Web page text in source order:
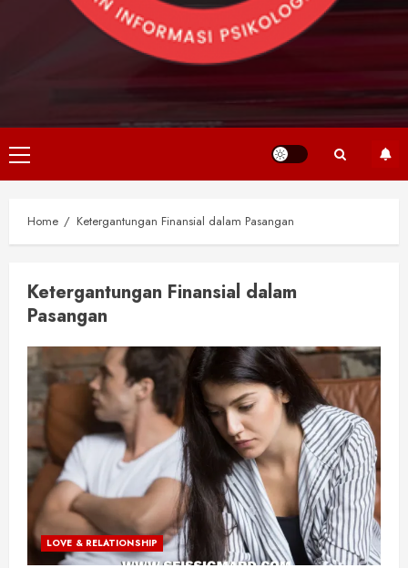
Primary
Menu
Home Ketergantungan Finansial dalam Pasangan
Ketergantungan Finansial dalam
Pasangan
LOVE & RELATIONSHIP